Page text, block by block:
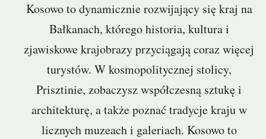
Kosowo to dynamicznie rozwijający się kraj na
Bałkanach, którego historia, kultura i
zjawiskowe krajobrazy przyciągają coraz więcej
turystów. W kosmopolitycznej stolicy,
Prisztinie, zobaczysz współczesną sztukę i
architekturę, a także poznać tradycje kraju w
licznych muzeach i galeriach. Kosowo to